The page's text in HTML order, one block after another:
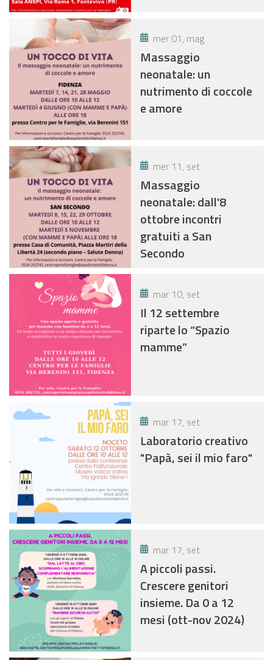
mer 01, mag
Massaggio
neonatale: un
nutrimento di coccole
e amore
mer 11, set
Massaggio
neonatale: dall'8
ottobre incontri
gratuiti a San
Secondo
mar 10, set
Il 12 settembre
riparte lo “Spazio
mamme”
mar 17, set
Laboratorio creativo
"Papà, sei il mio faro"
mar 17, set
A piccoli passi.
Crescere genitori
insieme. Da 0 a 12
mesi (ott-nov 2024)